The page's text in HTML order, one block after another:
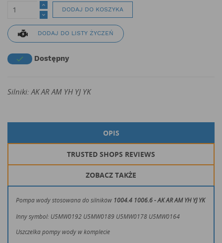
DODAJ DO KOSZYKA
DODAJ DO LISTY ŻYCZEŃ
 Dostępny
Silniki: AK AR AM YH YJ YK
OPIS
TRUSTED SHOPS REVIEWS
ZOBACZ TAKŻE
Pompa wody stosowana do silników 1004.4 1006.6 - AK AR AM YH YJ YK
Inny symbol: U5MW0192 U5MW0189 U5MW0178 U5MW0164
Uszczelka pompy wody w komplecie